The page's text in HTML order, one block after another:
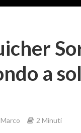
a
2 Minuti